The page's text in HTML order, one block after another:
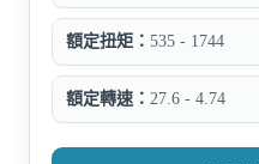
額定扭矩： 535 - 1744
額定轉速： 27.6 - 4.74